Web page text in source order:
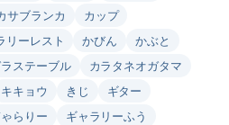
サブランカ
カップ
リーレスト かびん
かぶと
ステーブル
カラタネオガタマ
キキョウ きじ
ギター
らりー
ギャラリーふう